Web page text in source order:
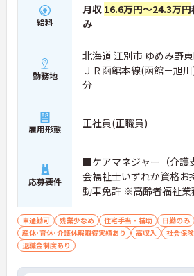
給料
月収 16.6万円～24.3万円
み
勤務地
北海道 江別市 ゆめみ野
ＪＲ函館本線(函館－旭
分
雇用形態 正社員(正職員)
応募要件
■ケアマネジャー（介護
会福祉士いずれか資格
動車免許 ※高齢者福祉業
尚良し
車通勤可 残業少なめ 住宅手当・補助 日勤のみ
産休･育休･介護休暇取得実績あり
高収入 社会保
退職金制度あり